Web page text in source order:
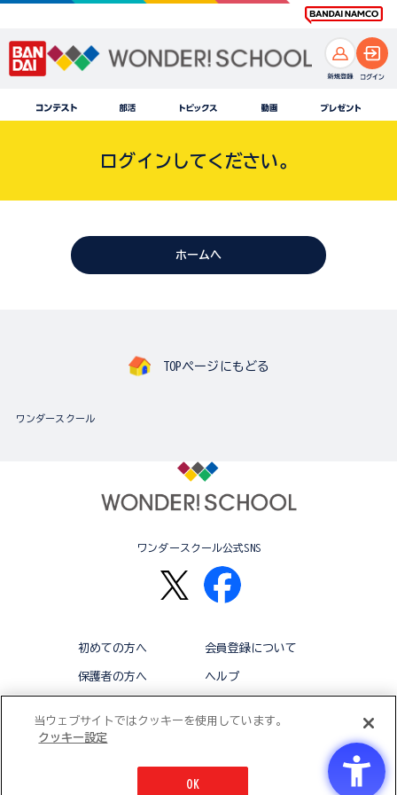
ログインしてください。
ホームへ
TOPページにもどる
ワンダースクール
ワンダースクール公式SNS
初めての方へ 会員登録について
保護者の方へ ヘルプ
© BANDAI CO.,LTD 2015 ALL RIGHTS RESERVED
当ウェブサイトではクッキーを使用しています。
クッキー設定
OK